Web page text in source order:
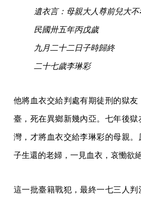
遺衣言：母親大人尊前兒大
民國卅五年丙戊歲
九月二十二日子時歸終
二十七歲李琳彩
他將血衣交給判處有期徒刑的獄友
臺，死在異鄉新幾內亞。七年後
灣，才將血衣交給李琳彩的母親。
子生還的老婦，一見血衣，哀慟欲絕
這一批臺籍戰犯，最終一七三人判